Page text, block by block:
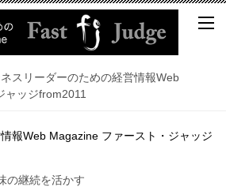
スリーダーのための経営情報Web
ャッジfrom2011
報Web Magazine ファースト・ジャッジ
の継続を活かす